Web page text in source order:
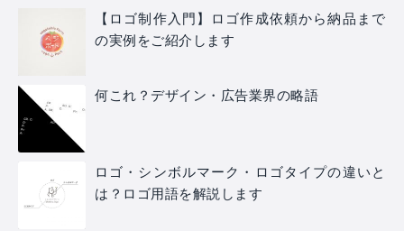
【ロゴ制作入門】ロゴ作成依頼から納品まで
の実例をご紹介します
何これ？デザイン・広告業界の略語
ロゴ・シンボルマーク・ロゴタイプの違いと
は？ロゴ用語を解説します